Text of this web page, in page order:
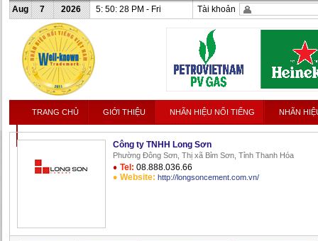
Aug 7 2026 5: 50: 28 PM - Fri Tài khoản
TRANG CHỦ GIỚI THIỆU NHÃN HIỆU NỔI TIẾNG NHÃN
LIÊN HỆ
Công ty TNHH Long Sơn
Phường Đông Sơn, Thị xã Bỉm Sơn, Tỉnh Thanh Hóa
Tel: 08.888.036.66
Website: http://longsoncement.com.vn/